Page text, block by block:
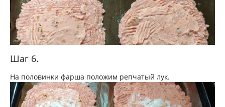
Шаг 6.
На половинки фарша положим репчатый лук.